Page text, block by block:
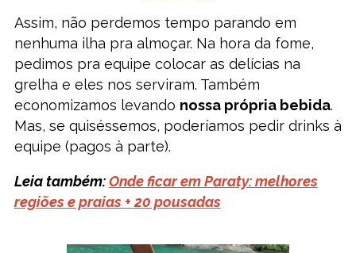
Assim, não perdemos tempo parando em
nenhuma ilha pra almoçar. Na hora da fome,
pedimos pra equipe colocar as delícias na
grelha e eles nos serviram. Também
economizamos levando nossa própria bebida.
Mas, se quiséssemos, poderíamos pedir drinks à
equipe (pagos à parte).
Leia também:Onde ficar em Paraty: melhores
regiões e praias + 20 pousadas